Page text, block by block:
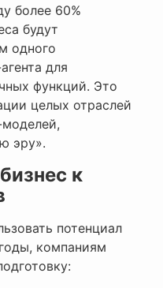
более 60%
будут
одного
для
функций. Это
целых отраслей
эру».
к
потенциал
компаниям